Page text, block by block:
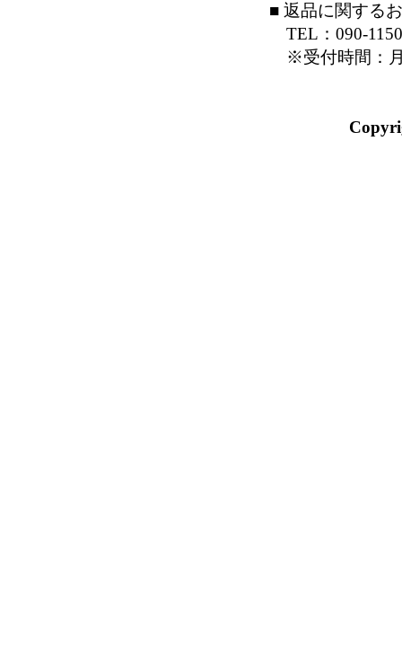
■ 返品に関する
TEL：090-
※受付時間：